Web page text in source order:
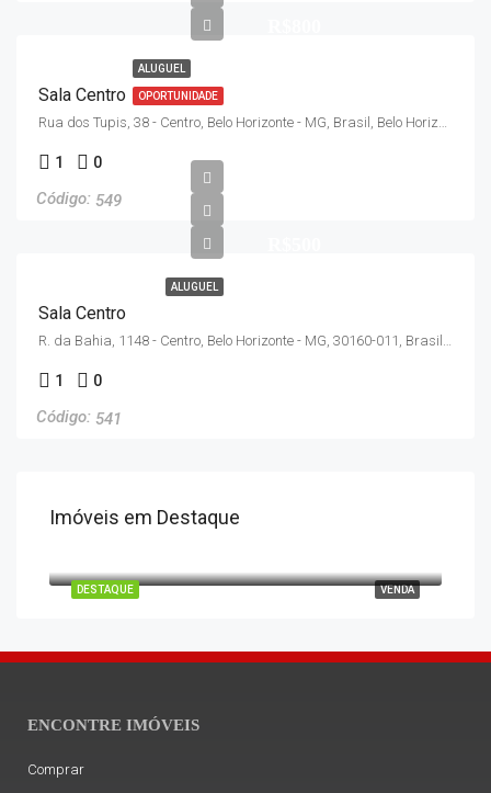
ALUGUEL
OPORTUNIDADE
Sala Centro
Rua dos Tupis, 38 - Centro, Belo Horizonte - MG, Brasil, Belo Horizonte
549
1 0
ALUGUEL
Sala Centro
R. da Bahia, 1148 - Centro, Belo Horizonte - MG, 30160-011, Brasil, Belo Horizonte
541
1 0
Imóveis em Destaque
VENDA
DESTAQUE
ENCONTRE IMÓVEIS
Comprar